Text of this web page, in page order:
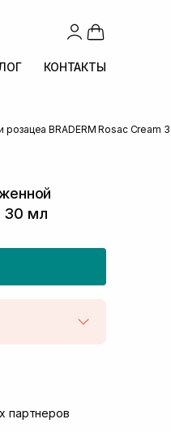
КОНТАКТЫ
BRADERM Rosac Cream
30 мл
В наличии
партнеров